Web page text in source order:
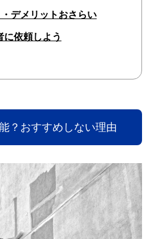
デメリットおさらい
に依頼しよう
？おすすめしない理由